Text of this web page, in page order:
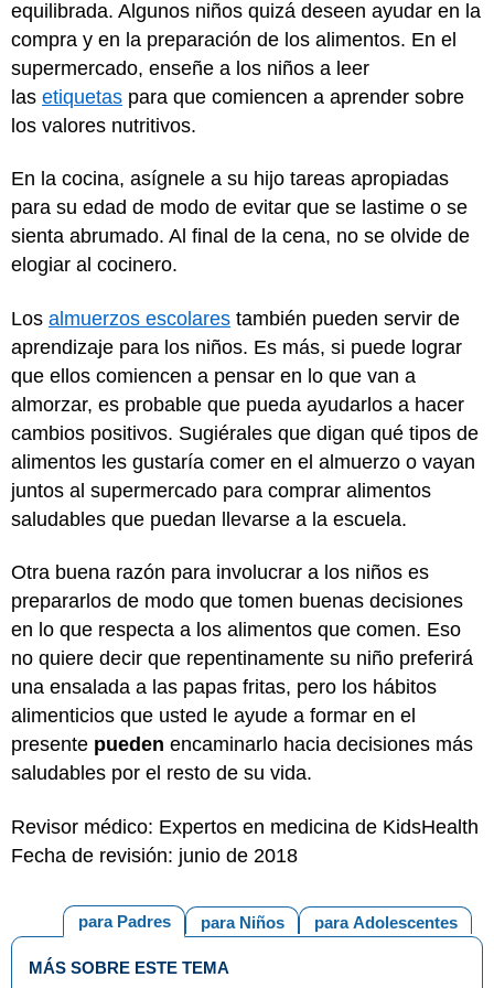
equilibrada. Algunos niños quizá deseen ayudar en la
compra y en la preparación de los alimentos. En el
supermercado, enseñe a los niños a leer
las etiquetas para que comiencen a aprender sobre
los valores nutritivos.
En la cocina, asígnele a su hijo tareas apropiadas
para su edad de modo de evitar que se lastime o se
sienta abrumado. Al final de la cena, no se olvide de
elogiar al cocinero.
Los almuerzos escolares también pueden servir de
aprendizaje para los niños. Es más, si puede lograr
que ellos comiencen a pensar en lo que van a
almorzar, es probable que pueda ayudarlos a hacer
cambios positivos. Sugiérales que digan qué tipos de
alimentos les gustaría comer en el almuerzo o vayan
juntos al supermercado para comprar alimentos
saludables que puedan llevarse a la escuela.
Otra buena razón para involucrar a los niños es
prepararlos de modo que tomen buenas decisiones
en lo que respecta a los alimentos que comen. Eso
no quiere decir que repentinamente su niño preferirá
una ensalada a las papas fritas, pero los hábitos
alimenticios que usted le ayude a formar en el
presente pueden encaminarlo hacia decisiones más
saludables por el resto de su vida.
Revisor médico: Expertos en medicina de KidsHealth
Fecha de revisión: junio de 2018
para Adolescentes
para Niños
para Padres
MÁS SOBRE ESTE TEMA